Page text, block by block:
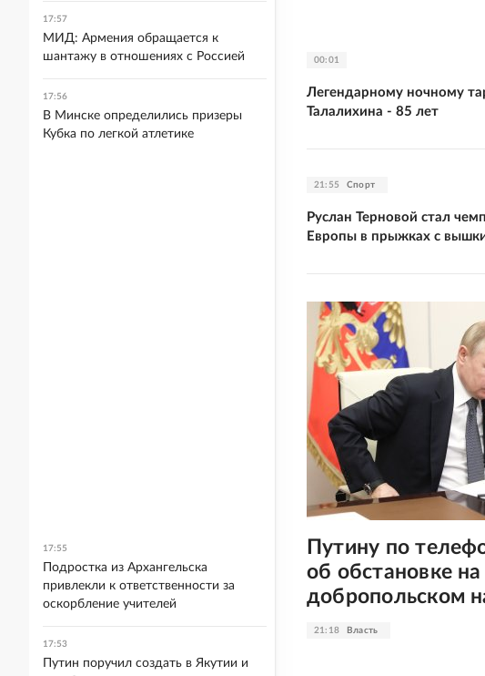
00:01
Легендарному ночному
Талалихина - 85 лет
21:55 Спорт
Руслан Терновой стал
Европы в прыжках с
21:18 Власть
Путину по
об обстановке на
добропольском
17:57
МИД: Армения обращается к
шантажу в отношениях с Россией
17:56
В Минске определились призеры
Кубка по легкой атлетике
17:55
Подростка из Архангельска
привлекли к ответственности за
оскорбление учителей
17:53
Путин поручил создать в Якутии и